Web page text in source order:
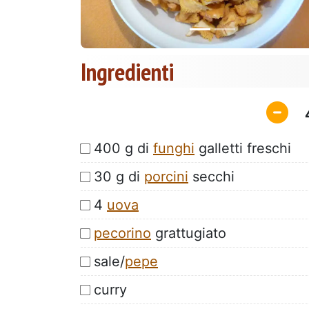
Ingredienti
400 g di funghi galletti freschi
30 g di porcini secchi
4 uova
pecorino grattugiato
sale/pepe
curry